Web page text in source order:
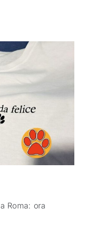
Roma: ora